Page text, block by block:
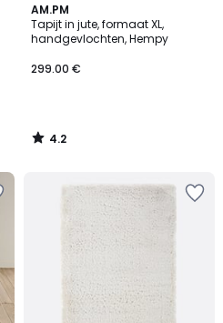
AM.PM
Tapijt in jute, formaat XL,
handgevlochten, Hempy
299.00 €
4.2
/ 5
4.2
/